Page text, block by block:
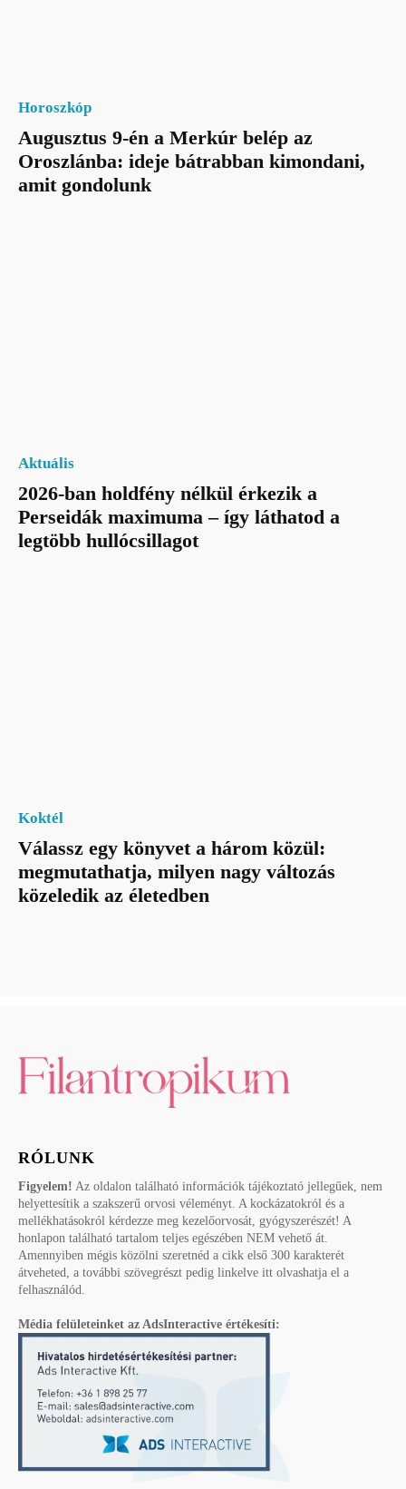
Horoszkóp
Augusztus 9-én a Merkúr belép az
Oroszlánba: ideje bátrabban kimondani,
amit gondolunk
Aktuális
2026-ban holdfény nélkül érkezik a
Perseidák maximuma – így láthatod a
legtöbb hullócsillagot
Koktél
Válassz egy könyvet a három közül:
megmutathatja, milyen nagy változás
közeledik az életedben
RÓLUNK
Figyelem! Az oldalon található információk tájékoztató jellegűek, nem
helyettesítik a szakszerű orvosi véleményt. A kockázatokról és a
mellékhatásokról kérdezze meg kezelőorvosát, gyógyszerészét! A
honlapon található tartalom teljes egészében NEM vehető át.
Amennyiben mégis közölni szeretnéd a cikk első 300 karakterét
átveheted, a további szövegrészt pedig linkelve itt olvashatja el a
felhasználód.
Média felületeinket az AdsInteractive értékesíti: